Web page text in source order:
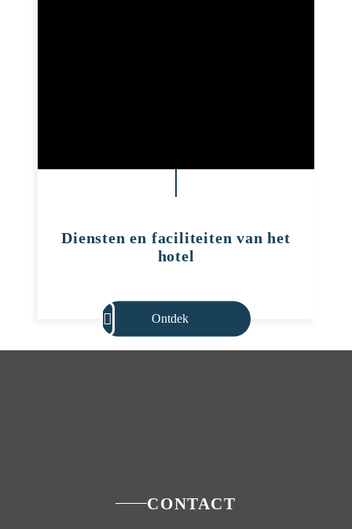
Diensten en faciliteiten van het
hotel
Ontdek
CONTACT